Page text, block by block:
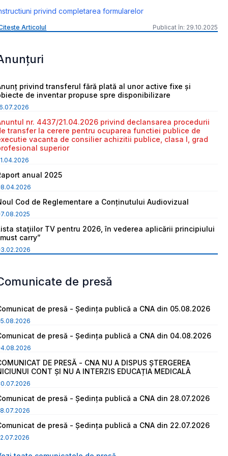
privind completarea formularelor
Articolul Publicat în: 29.10.2025
privind transferul fără plată al unor active fixe și
de inventar propuse spre disponibilizare
nr. 4437/21.04.2026 privind declansarea procedurii
transfer la cerere pentru ocuparea functiei publice de
vacanta de consilier achizitii publice, clasa I, grad
superior
anual 2025
Cod de Reglementare a Conținutului Audiovizual
staţiilor TV pentru 2026, în vederea aplicării principiului
carry”
de presă
de presă - Ședința publică a CNA din 05.08.2026
de presă - Ședința publică a CNA din 04.08.2026
DE PRESĂ - CNA NU A DISPUS ȘTERGEREA
CONT ȘI NU A INTERZIS EDUCAȚIA MEDICALĂ
de presă - Ședința publică a CNA din 28.07.2026
de presă - Ședința publică a CNA din 22.07.2026